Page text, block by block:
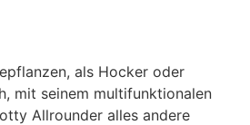
als Hocker oder
mit seinem multifunktionalen
Allrounder alles andere